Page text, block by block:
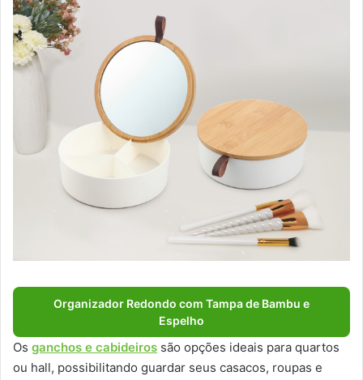
Organizador Redondo com Tampa de Bambu e
Espelho
Os ganchos e cabideiros são opções ideais para quartos
ou hall, possibilitando guardar seus casacos, roupas e